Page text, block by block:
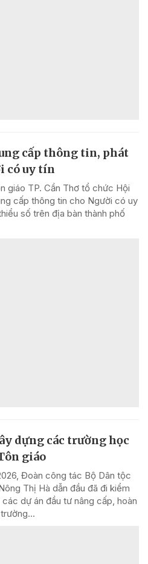
cấp thông tin, phát
có uy tín
giáo TP. Cần Thơ tổ chức Hội
cấp thông tin cho Người có uy
số trên địa bàn thành phố
dựng các trường học
giáo
Đoàn công tác Bộ Dân tộc
Thị Hà dẫn đầu đã đi kiểm
dự án đầu tư nâng cấp, hoàn